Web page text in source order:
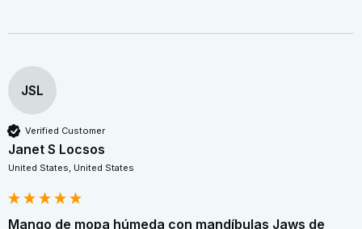
JSL
Verified Customer
Janet S Locsos
United States, United States
Mango de mopa húmeda con mandíbulas Jaws de